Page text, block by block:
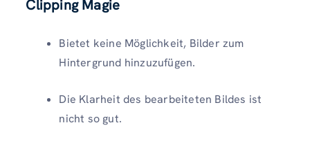
Clipping Magie
Bietet keine Möglichkeit, Bilder zum
Hintergrund hinzuzufügen.
Die Klarheit des bearbeiteten Bildes ist
nicht so gut.